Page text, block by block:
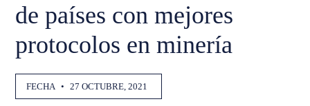
de países con mejores
protocolos en minería
FECHA • 27 OCTUBRE, 2021